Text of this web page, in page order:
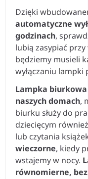
Dzięki
automatyczne
godzinach,
lubią zasypiać
będziemy musieli
wyłączaniu lampki
Lampka
naszych domach,
biurku służy do
dziecięcym
lub czytania
wieczorne, kiedy
wstajemy w nocy.
równomierne,